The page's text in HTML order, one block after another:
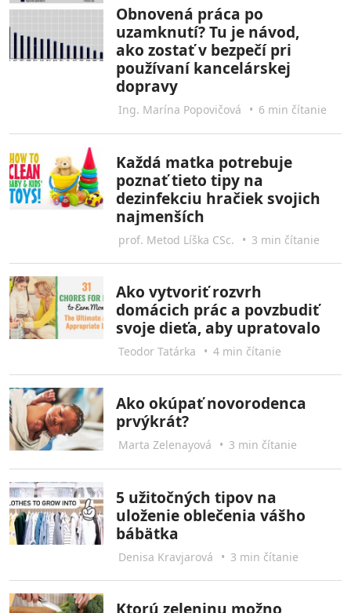
Obnovená práca po
uzamknutí? Tu je návod,
ako zostať v bezpečí pri
používaní kancelárskej
dopravy
Ing. Marína Popovičová • 6 min čítanie
Každá matka potrebuje
poznať tieto tipy na
dezinfekciu hračiek svojich
najmenších
prof. Metod Líška CSc. • 3 min čítanie
Ako vytvoriť rozvrh
domácich prác a povzbudiť
svoje dieťa, aby upratovalo
Teodor Tatárka • 4 min čítanie
Ako okúpať novorodenca
prvýkrát?
Marta Zelenayová • 3 min čítanie
5 užitočných tipov na
uloženie oblečenia vášho
bábätka
Denisa Kravjarová • 3 min čítanie